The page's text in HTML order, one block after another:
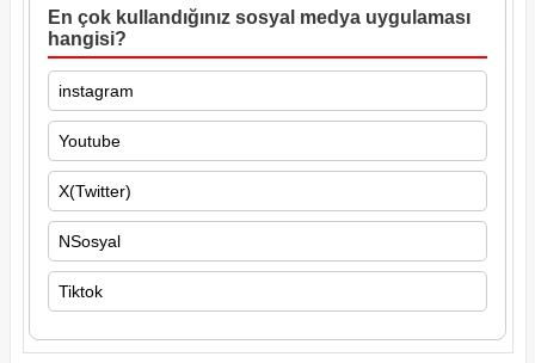
En çok kullandığınız sosyal medya uygulaması
hangisi?
instagram
Youtube
X(Twitter)
NSosyal
Tiktok